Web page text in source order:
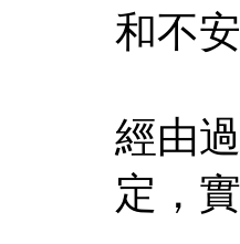
和不
經由
定，